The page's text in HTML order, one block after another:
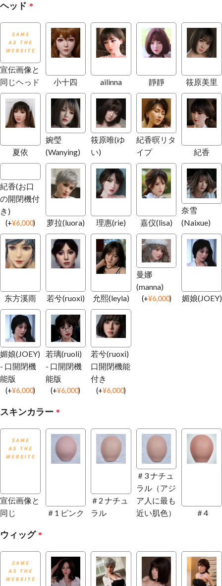
ヘッド *
宣伝画像と
同じヘっド
小十四 ailinna 靜靜 筱原美里
夏依
婉瑩
(Wanying)
筱原唯(ゆ
い)
紀香暝リタ
イプ
紀香
紀香(お口
の開閉機付
き)
(+¥6,000) 萝拉(luora) 理惠(rie) 嘉仪(lisa)
奈雪
(Naixue)
东方溪雨 若兮(ruoxi) 允熙(leyla)
曼娜
(manna)
(+¥6,000) 媚娘(JOEY)
媚娘(JOEY)
- 口開閉機
能版
(+¥6,000)
若璃(ruoli)
- 口開閉機
能版
(+¥6,000)
若兮(ruoxi)
口開閉機能
付き
(+¥6,000)
スキンカラー *
宣伝画像と
同じ
＃1 ピンク
＃2 ナチュ
ラル
＃3 ナチュ
ラル（アジ
ア人に最も
近い肌色）
＃4
ウィッグ *